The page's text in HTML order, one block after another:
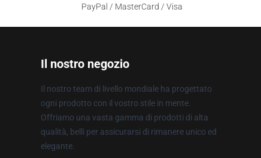
PayPal / MasterCard / Visa
Il nostro negozio
Il nostro team di livello mondiale ha progettato
ogni prodotto con il vostro stile in mente.
Offriamo una vasta gamma di prodotti di alta
qualità, belli per assicurarsi di rimanere unico ed
elegante.